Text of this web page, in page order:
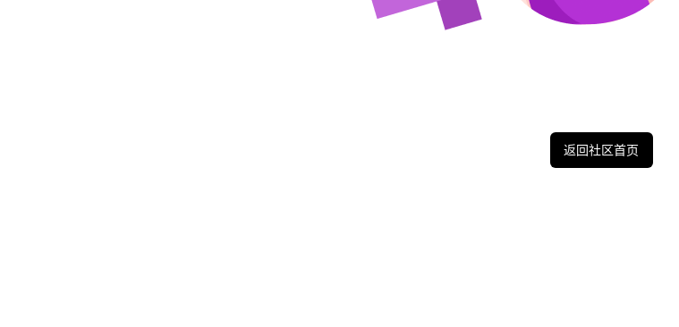
返回社区首页